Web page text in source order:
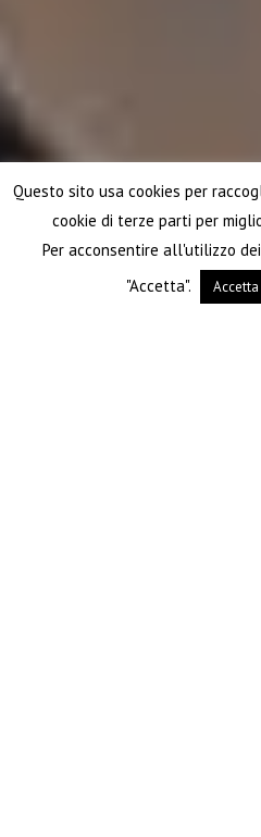
Questo sito usa cookies per
cookie di terze parti per
Per acconsentire all'utilizzo
"Accetta".
Accetta